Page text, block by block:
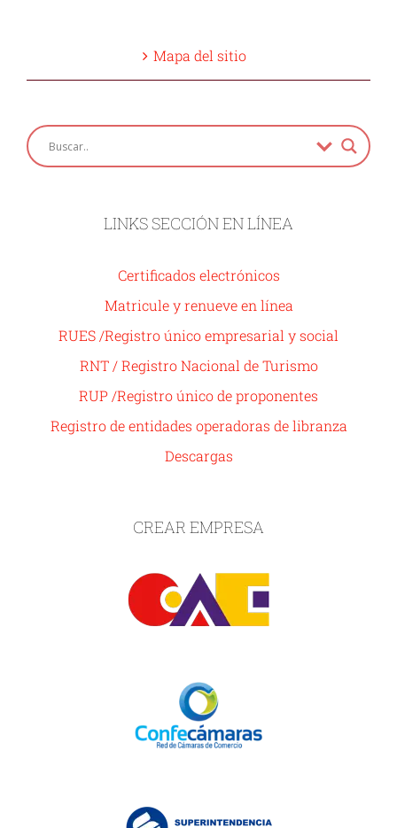
Mapa del sitio
LINKS SECCIÓN EN LÍNEA
Certificados electrónicos
Matricule y renueve en línea
RUES /Registro único empresarial y social
RNT / Registro Nacional de Turismo
RUP /Registro único de proponentes
Registro de entidades operadoras de libranza
Descargas
CREAR EMPRESA